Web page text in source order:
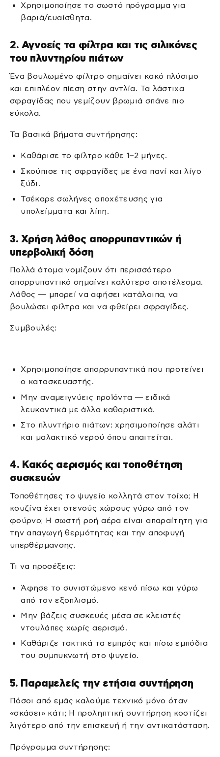
Χρησιμοποίησε το σωστό πρόγραμμα για
βαριά/ευαίσθητα.
2. Αγνοείς τα φίλτρα και τις σιλικόνες
του πλυντηρίου πιάτων
Ένα βουλωμένο φίλτρο σημαίνει κακό πλύσιμο
και επιπλέον πίεση στην αντλία. Τα λάστιχα
σφραγίδας που γεμίζουν βρωμιά σπάνε πιο
εύκολα.
Τα βασικά βήματα συντήρησης:
Καθάρισε το φίλτρο κάθε 1–2 μήνες.
Σκούπισε τις σφραγίδες με ένα πανί και λίγο
ξύδι.
Τσέκαρε σωλήνες αποχέτευσης για
υπολείμματα και λίπη.
3. Χρήση λάθος απορρυπαντικών ή
υπερβολική δόση
Πολλά άτομα νομίζουν ότι περισσότερο
απορρυπαντικό σημαίνει καλύτερο αποτέλεσμα.
Λάθος — μπορεί να αφήσει κατάλοιπα, να
βουλώσει φίλτρα και να φθείρει σφραγίδες.
Συμβουλές:
Χρησιμοποίησε απορρυπαντικά που προτείνει
ο κατασκευαστής.
Μην αναμειγνύεις προϊόντα — ειδικά
λευκαντικά με άλλα καθαριστικά.
Στο πλυντήριο πιάτων: χρησιμοποίησε αλάτι
και μαλακτικό νερού όπου απαιτείται.
4. Κακός αερισμός και τοποθέτηση
συσκευών
Τοποθέτησες το ψυγείο κολλητά στον τοίχο; Η
κουζίνα έχει στενούς χώρους γύρω από τον
φούρνο; Η σωστή ροή αέρα είναι απαραίτητη για
την απαγωγή θερμότητας και την αποφυγή
υπερθέρμανσης.
Τι να προσέξεις:
Άφησε το συνιστώμενο κενό πίσω και γύρω
από τον εξοπλισμό.
Μην βάζεις συσκευές μέσα σε κλειστές
ντουλάπες χωρίς αερισμό.
Καθάριζε τακτικά τα εμπρός και πίσω εμπόδια
του συμπυκνωτή στο ψυγείο.
5. Παραμελείς την ετήσια συντήρηση
Πόσοι από εμάς καλούμε τεχνικό μόνο όταν
«σκάσει» κάτι; Η προληπτική συντήρηση κοστίζει
λιγότερο από την επισκευή ή την αντικατάσταση.
Πρόγραμμα συντήρησης: